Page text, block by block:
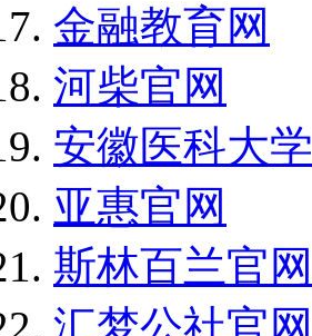
金融教育网
河柴官网
安徽医科大学
亚惠官网
斯林百兰官网
汇梦公社官网